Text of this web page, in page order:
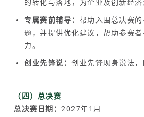
的转化与落地，为企业及创新经济
专属赛前辅导： 帮助入围总决赛
题，并提供优化建议，帮助参赛
力。
创业先锋说： 创业先锋现身说法，
（四）总决赛
总决赛日期： 2027年1月